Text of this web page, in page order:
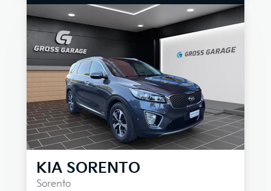
KIA SORENTO
Sorento